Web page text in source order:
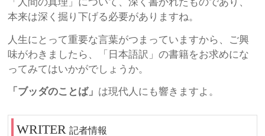
「人間の真理」について、深く書かれたものであり、
本来は深く掘り下げる必要がありますね。
人生にとって重要な言葉がつまっていますから、ご興
味がわきましたら、「日本語訳」の書籍をお求めにな
ってみてはいかがでしょうか。
「ブッダのことば」 は現代人にも響きますよ。
記者情報